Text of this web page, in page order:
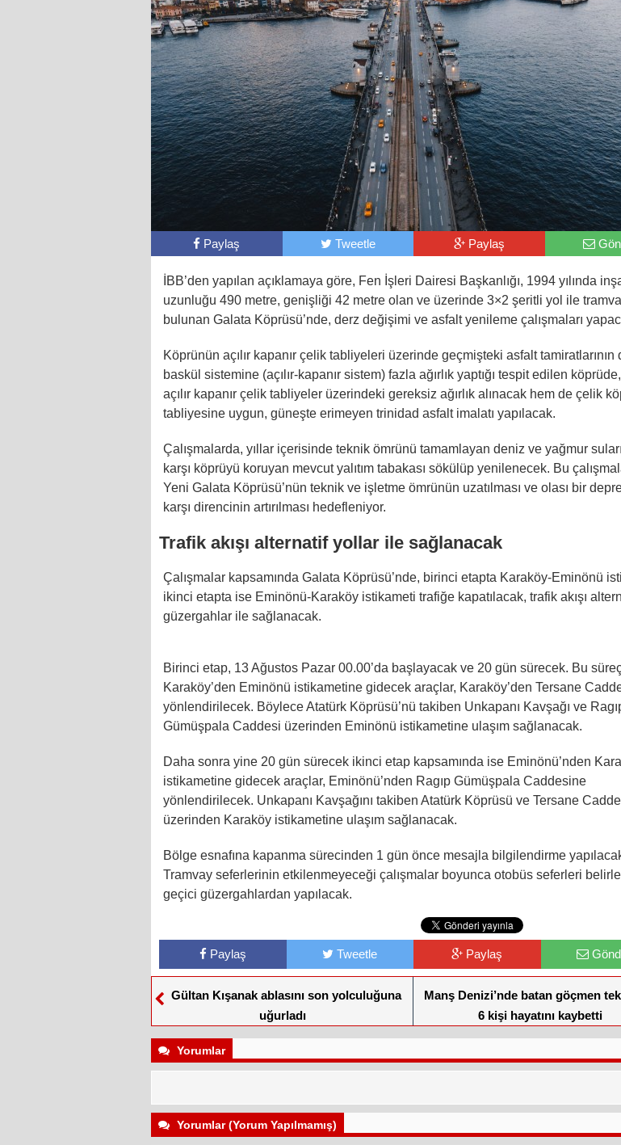
Paylaş Tweetle Paylaş
İBB’den yapılan açıklamaya göre, Fen İşleri Dairesi Başkanlığı, 1994 yılında
uzunluğu 490 metre, genişliği 42 metre olan ve üzerinde 3×2 şeritli yol ile
bulunan Galata Köprüsü’nde, derz değişimi ve asfalt yenileme çalışmaları
Köprünün açılır kapanır çelik tabliyeleri üzerinde geçmişteki asfalt tamiratlarının
baskül sistemine (açılır-kapanır sistem) fazla ağırlık yaptığı tespit edilen
açılır kapanır çelik tabliyeler üzerindeki gereksiz ağırlık alınacak hem de çelik
tabliyesine uygun, güneşte erimeyen trinidad asfalt imalatı yapılacak.
Çalışmalarda, yıllar içerisinde teknik ömrünü tamamlayan deniz ve yağmur
karşı köprüyü koruyan mevcut yalıtım tabakası sökülüp yenilenecek. Bu
Yeni Galata Köprüsü’nün teknik ve işletme ömrünün uzatılması ve olası bir
karşı direncinin artırılması hedefleniyor.
Trafik akışı alternatif yollar ile sağlanacak
Çalışmalar kapsamında Galata Köprüsü’nde, birinci etapta Karaköy-Eminönü
ikinci etapta ise Eminönü-Karaköy istikameti trafiğe kapatılacak, trafik akışı
güzergahlar ile sağlanacak.
Birinci etap, 13 Ağustos Pazar 00.00’da başlayacak ve 20 gün sürecek. Bu
Karaköy’den Eminönü istikametine gidecek araçlar, Karaköy’den Tersane
yönlendirilecek. Böylece Atatürk Köprüsü’nü takiben Unkapanı Kavşağı ve
Gümüşpala Caddesi üzerinden Eminönü istikametine ulaşım sağlanacak.
Daha sonra yine 20 gün sürecek ikinci etap kapsamında ise Eminönü’nden
istikametine gidecek araçlar, Eminönü’nden Ragıp Gümüşpala Caddesine
yönlendirilecek. Unkapanı Kavşağını takiben Atatürk Köprüsü ve Tersane
üzerinden Karaköy istikametine ulaşım sağlanacak.
Bölge esnafına kapanma sürecinden 1 gün önce mesajla bilgilendirme
Tramvay seferlerinin etkilenmeyeceği çalışmalar boyunca otobüs seferleri
geçici güzergahlardan yapılacak.
Paylaş Tweetle Paylaş
Gültan Kışanak ablasını son yolculuğuna
uğurladı
Manş Denizi’nde batan göçmen
6 kişi hayatını kaybetti
Yorumlar
Yorumlar (Yorum Yapılmamış)